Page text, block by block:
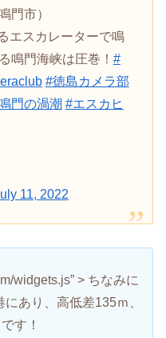
門市）
エスカレーターで鳴
鳴門海峡は圧巻！ #
#徳島カメラ部
門の渦潮 #エスカヒ
11, 2022
widgets.js” > ちなみに
あり、高低差135ｍ、
す！